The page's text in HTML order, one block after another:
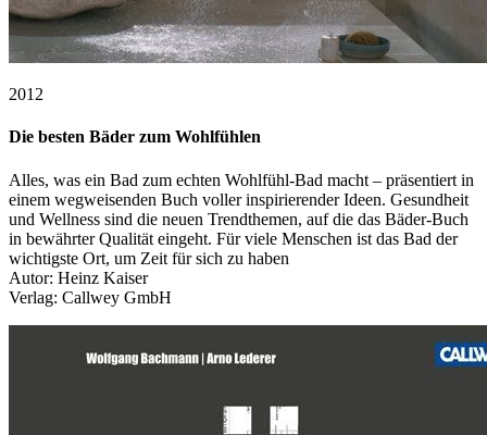
2012
Die besten Bäder zum Wohlfühlen
Alles, was ein Bad zum echten Wohlfühl-Bad macht – präsentiert in
einem wegweisenden Buch voller inspirierender Ideen. Gesundheit
und Wellness sind die neuen Trendthemen, auf die das Bäder-Buch
in bewährter Qualität eingeht. Für viele Menschen ist das Bad der
wichtigste Ort, um Zeit für sich zu haben
Autor: Heinz Kaiser
Verlag: Callwey GmbH